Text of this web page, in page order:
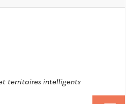
territoires intelligents